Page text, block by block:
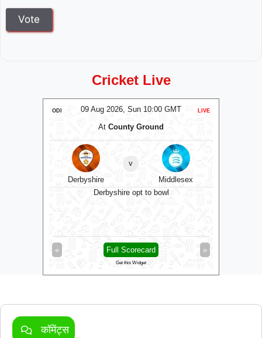
Cricket Live
09 Aug 2026, Sun 10:00 GMT
ODI LIVE
At County Ground
Derbyshire
v
Middlesex
Derbyshire opt to bowl
« »
Full Scorecard
Get this Widget
कॉमेंट्स